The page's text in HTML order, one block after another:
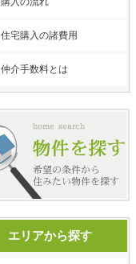
住宅購入の諸費用
仲介手数料とは
エリアから探す